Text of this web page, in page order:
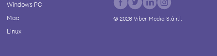
Windows PC
Mac
Linux
© 2026Viber Media S.à r.l.